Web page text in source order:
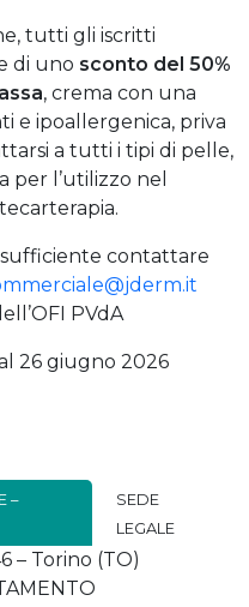
tutti gli iscritti
di uno sconto del 50%
, crema con una
e ipoallergenica, priva
a tutti i tipi di pelle,
per l’utilizzo nel
contattare
PVdA
26 giugno 2026
–
SEDE
LEGALE
– Torino (TO)